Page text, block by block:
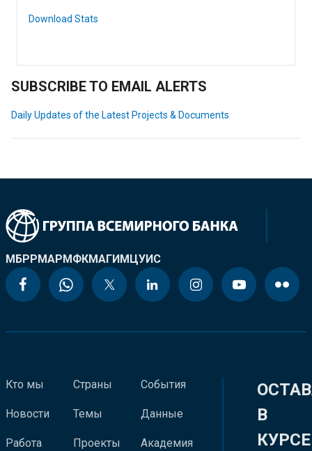
Download Stats
SUBSCRIBE TO EMAIL ALERTS
Daily Updates of the Latest Projects & Documents
МБРРМАРМФКМАГИМЦУИС
Кто мы
Новости
Работа
Страны
Темы
Проекты
События
Данные
Академия
В
КУРСЕ